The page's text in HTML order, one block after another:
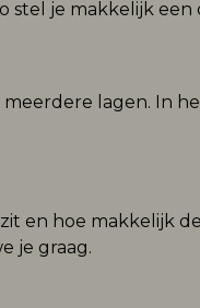
stel je makkelijk een
lagen. In
en hoe makkelijk
je graag.